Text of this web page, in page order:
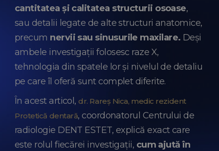
cantitatea și calitatea structurii osoase,
sau detalii legate de alte structuri anatomice,
precum nervii sau sinusurile maxilare. Deși
ambele investigații folosesc raze X,
tehnologia din spatele lor și nivelul de detaliu
pe care îl oferă sunt complet diferite.
În acest articol, dr. Rareș Nica, medic rezident
Protetică dentară, coordonatorul Centrului de
radiologie DENT ESTET, explică exact care
este rolul fiecărei investigații, cum ajută în